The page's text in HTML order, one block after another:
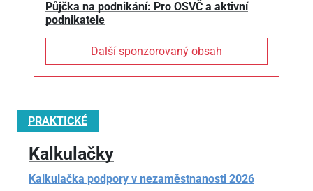
Půjčka na podnikání: Pro OSVČ a aktivní
podnikatele
Další sponzorovaný obsah
PRAKTICKÉ
Kalkulačky
Kalkulačka podpory v nezaměstnanosti 2026